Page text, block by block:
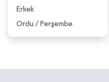
Erkek
Ordu / Perşembe